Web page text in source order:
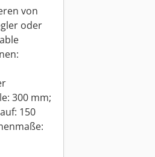
von
oder
300 mm;
150